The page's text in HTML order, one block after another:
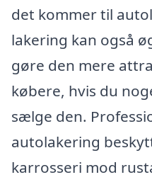
det kommer til
lakering kan også
gøre den mere
købere, hvis du
sælge den.
autolakering
karrosseri mod